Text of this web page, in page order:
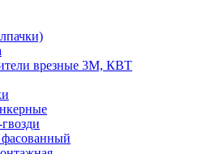
врезные 3M, КВТ